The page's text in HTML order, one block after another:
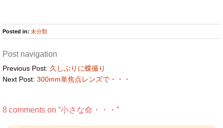
Posted in: 未分類
Post navigation
Previous Post: 久しぶりに蝶撮り
Next Post: 300mm単焦点レンズで・・・
8 comments on “小さな命・・・ ”